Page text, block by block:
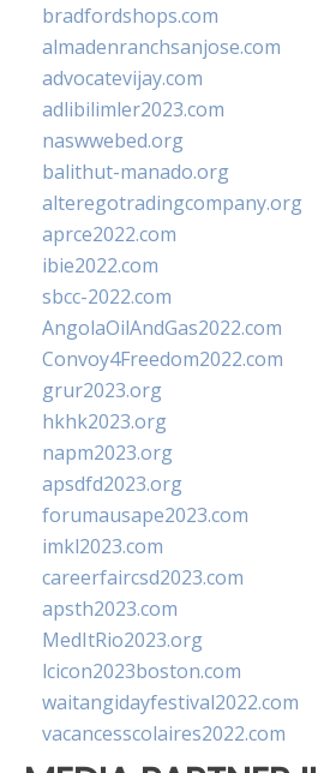
bradfordshops.com
almadenranchsanjose.com
advocatevijay.com
adlibilimler2023.com
naswwebed.org
balithut-manado.org
alteregotradingcompany.org
aprce2022.com
ibie2022.com
sbcc-2022.com
AngolaOilAndGas2022.com
Convoy4Freedom2022.com
grur2023.org
hkhk2023.org
napm2023.org
apsdfd2023.org
forumausape2023.com
imkl2023.com
careerfaircsd2023.com
apsth2023.com
MedItRio2023.org
lcicon2023boston.com
waitangidayfestival2022.com
vacancesscolaires2022.com